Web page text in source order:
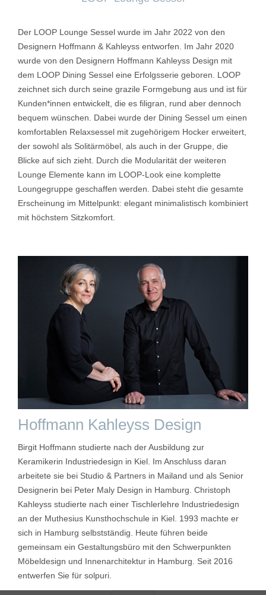
Der LOOP Lounge Sessel wurde im Jahr 2022 von den
Designern Hoffmann & Kahleyss entworfen. Im Jahr 2020
wurde von den Designern Hoffmann Kahleyss Design mit
dem LOOP Dining Sessel eine Erfolgsserie geboren. LOOP
zeichnet sich durch seine grazile Formgebung aus und ist für
Kunden*innen entwickelt, die es filigran, rund aber dennoch
bequem wünschen. Dabei wurde der Dining Sessel um einen
komfortablen Relaxsessel mit zugehörigem Hocker erweitert,
der sowohl als Solitärmöbel, als auch in der Gruppe, die
Blicke auf sich zieht. Durch die Modularität der weiteren
Lounge Elemente kann im LOOP-Look eine komplette
Loungegruppe geschaffen werden. Dabei steht die gesamte
Erscheinung im Mittelpunkt: elegant minimalistisch kombiniert
mit höchstem Sitzkomfort.
Hoffmann Kahleyss Design
Birgit Hoffmann studierte nach der Ausbildung zur
Keramikerin Industriedesign in Kiel. Im Anschluss daran
arbeitete sie bei Studio & Partners in Mailand und als Senior
Designerin bei Peter Maly Design in Hamburg. Christoph
Kahleyss studierte nach einer Tischlerlehre Industriedesign
an der Muthesius Kunsthochschule in Kiel. 1993 machte er
sich in Hamburg selbstständig. Heute führen beide
gemeinsam ein Gestaltungsbüro mit den Schwerpunkten
Möbeldesign und Innenarchitektur in Hamburg. Seit 2016
entwerfen Sie für solpuri.